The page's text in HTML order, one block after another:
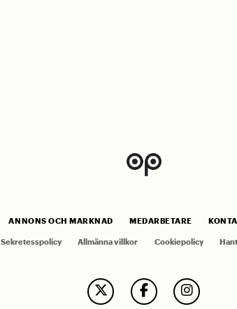
ANNONS OCH MARKNAD MEDARBETARE
Sekretesspolicy Allmänna villkor Cookiepolicy